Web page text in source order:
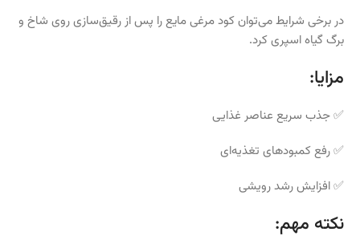
در برخی شرایط می‌توان کود مرغی مایع را پس از رقیق‌سازی روی شاخ و
برگ گیاه اسپری کرد.
مزایا:
✅ جذب سریع عناصر غذایی
✅ رفع کمبودهای تغذیه‌ای
✅ افزایش رشد رویشی
نکته مهم: